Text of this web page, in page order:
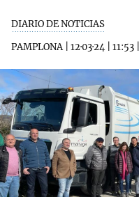
DIARIO DE NOTICIAS
PAMPLONA| 12·03·24 11:53